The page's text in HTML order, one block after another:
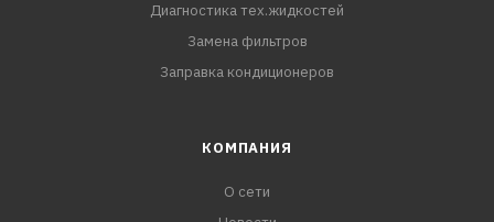
Диагностика тех.жидкостей
Замена фильтров
Заправка кондиционеров
КОМПАНИЯ
О сети